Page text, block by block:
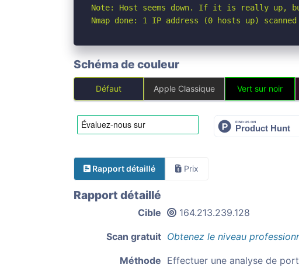
Note: Host seems down. If it is really up,
Nmap done: 1 IP address (0 hosts up)
Schéma de couleur
Défaut Apple Classique Vert sur noir
Rapport détaillé Prix
Rapport détaillé
Cible 164.213.239.128
Scan gratuit Obtenez le niveau
Méthode Effectuer une analyse de